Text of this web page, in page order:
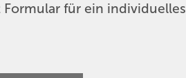
Formular für ein individuelles